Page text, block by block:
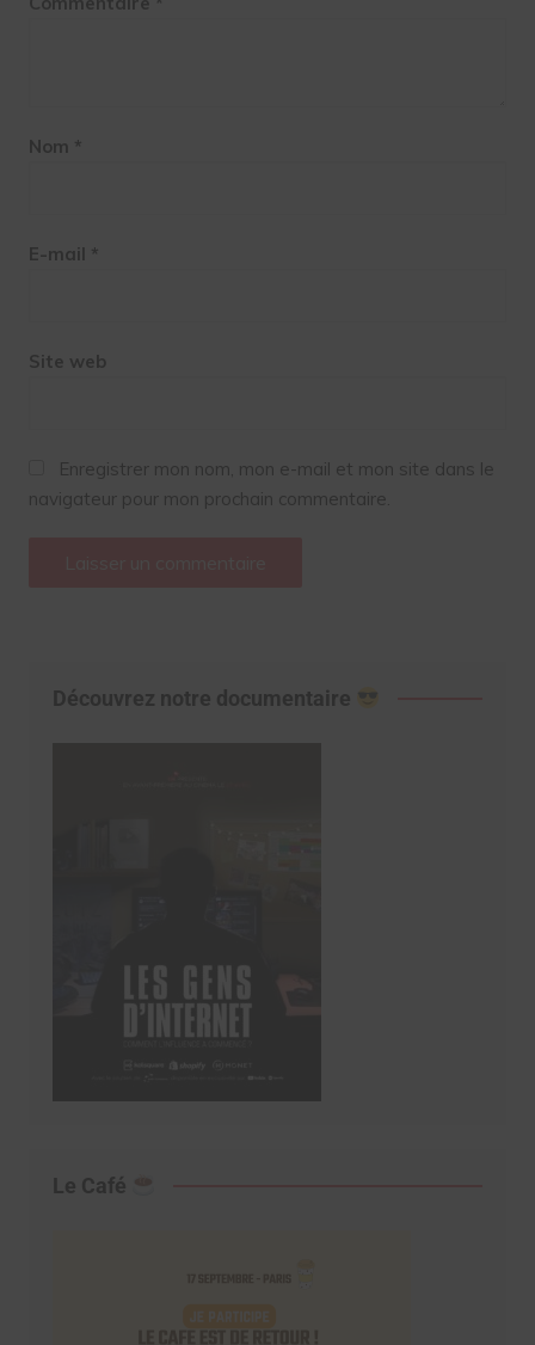
Nom *
E-mail *
Site web
Enregistrer mon nom, mon e-mail et mon site dans le
navigateur pour mon prochain commentaire.
Découvrez notre documentaire
Le Café